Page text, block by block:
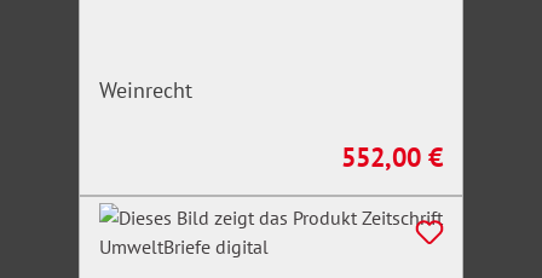
Weinrecht
Regulärer Preis:
552,00 €